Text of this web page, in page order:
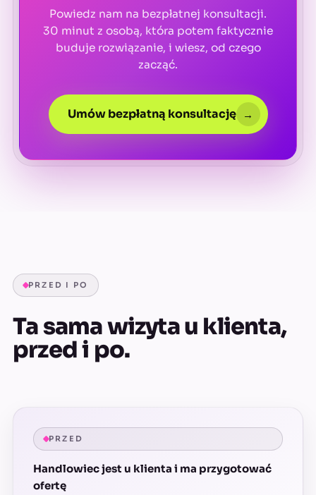
Powiedz nam na bezpłatnej konsultacji.
30 minut z osobą, która potem faktycznie
buduje rozwiązanie, i wiesz, od czego
zacząć.
Umów bezpłatną konsultację →
PRZED I PO
Ta sama wizyta u klienta,
przed i po.
PRZED
Handlowiec jest u klienta i ma przygotować
ofertę